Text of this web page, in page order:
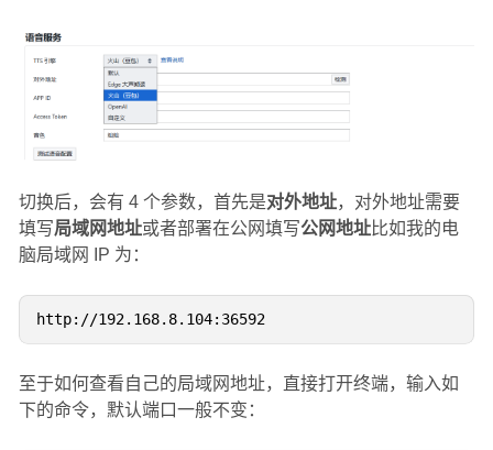
切换后，会有 4 个参数，首先是对外地址，对外地址需要
填写局域网地址或者部署在公网填写公网地址比如我的电
脑局域网 IP 为：
http://192.168.8.104:36592
至于如何查看自己的局域网地址，直接打开终端，输入如
下的命令，默认端口一般不变：